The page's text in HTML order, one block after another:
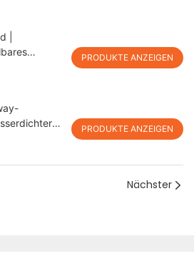
|
PRODUKTE ANZEIGEN
PRODUKTE ANZEIGEN
Nächster